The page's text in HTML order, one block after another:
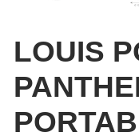
LOUIS